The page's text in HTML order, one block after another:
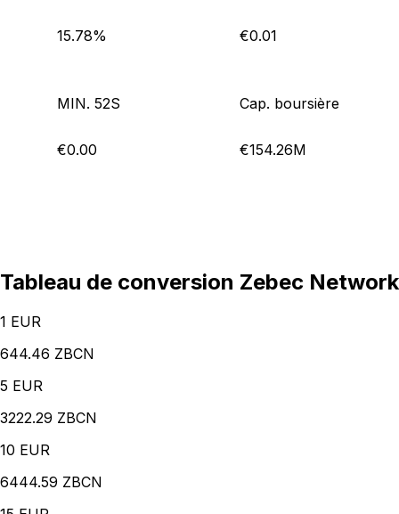
15.78% €0.01
MIN. 52S
€0.00
Cap. boursière
€154.26M
Tableau de conversion Zebec Network
1 EUR
644.46 ZBCN
5 EUR
3222.29 ZBCN
10 EUR
6444.59 ZBCN